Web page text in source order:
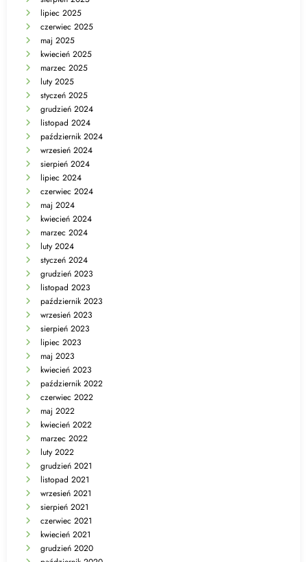
lipiec 2025
czerwiec 2025
maj 2025
kwiecień 2025
marzec 2025
luty 2025
styczeń 2025
grudzień 2024
listopad 2024
październik 2024
wrzesień 2024
sierpień 2024
lipiec 2024
czerwiec 2024
maj 2024
kwiecień 2024
marzec 2024
luty 2024
styczeń 2024
grudzień 2023
listopad 2023
październik 2023
wrzesień 2023
sierpień 2023
lipiec 2023
maj 2023
kwiecień 2023
październik 2022
czerwiec 2022
maj 2022
kwiecień 2022
marzec 2022
luty 2022
grudzień 2021
listopad 2021
wrzesień 2021
sierpień 2021
czerwiec 2021
kwiecień 2021
grudzień 2020